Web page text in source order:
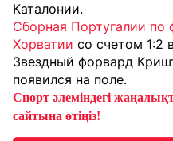
Каталонии.
Сборная Португалии по
Хорватии со счетом 1:2
Звездный форвард
появился на поле.
Спорт әлеміндегі
сайтына өтіңіз!